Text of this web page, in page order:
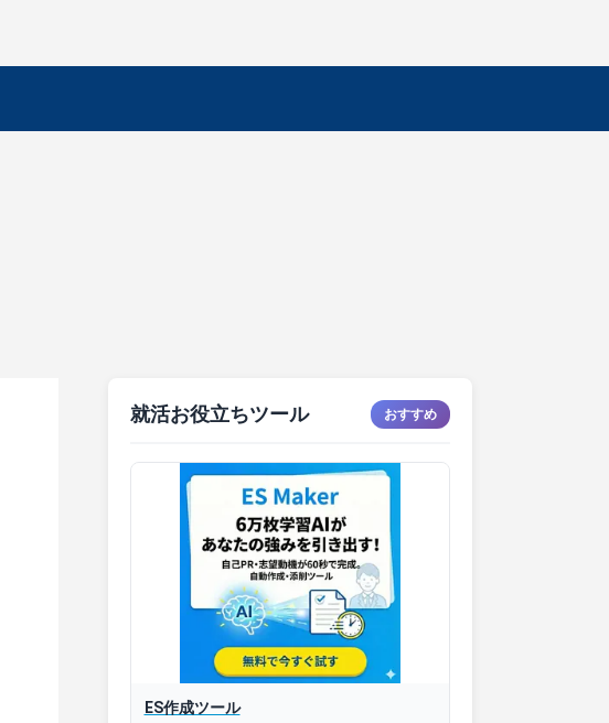
就活お役立ちツール おすすめ
ES作成ツール